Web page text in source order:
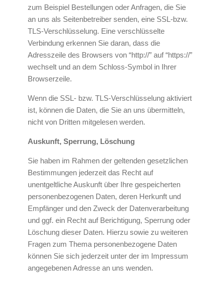
zum Beispiel Bestellungen oder Anfragen, die Sie
an uns als Seitenbetreiber senden, eine SSL-bzw.
TLS-Verschlüsselung. Eine verschlüsselte
Verbindung erkennen Sie daran, dass die
Adresszeile des Browsers von “http://” auf “https://”
wechselt und an dem Schloss-Symbol in Ihrer
Browserzeile.
Wenn die SSL- bzw. TLS-Verschlüsselung aktiviert
ist, können die Daten, die Sie an uns übermitteln,
nicht von Dritten mitgelesen werden.
Auskunft, Sperrung, Löschung
Sie haben im Rahmen der geltenden gesetzlichen
Bestimmungen jederzeit das Recht auf
unentgeltliche Auskunft über Ihre gespeicherten
personenbezogenen Daten, deren Herkunft und
Empfänger und den Zweck der Datenverarbeitung
und ggf. ein Recht auf Berichtigung, Sperrung oder
Löschung dieser Daten. Hierzu sowie zu weiteren
Fragen zum Thema personenbezogene Daten
können Sie sich jederzeit unter der im Impressum
angegebenen Adresse an uns wenden.